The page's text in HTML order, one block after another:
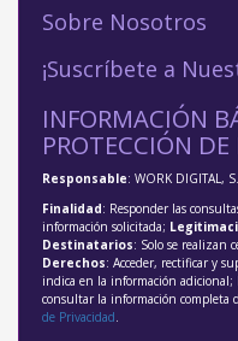
Sobre Nosotros
¡Suscríbete a
INFORMACIÓN
PROTECCIÓN
Responsable: WORK DIGITAL,
Finalidad: Responder las
información solicitada;
Destinatarios: Solo se realizan
Derechos: Acceder, rectificar y
indica en la información adicional;
consultar la información completa
de Privacidad.